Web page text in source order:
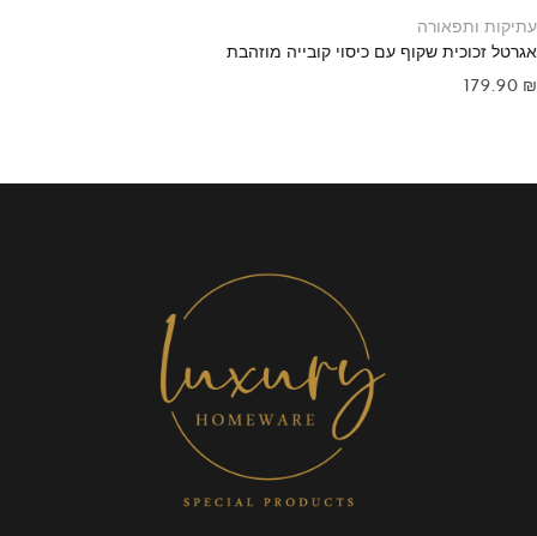
עתיקות ותפאורה
אגרטל זכוכית שקוף עם כיסוי קובייה מוזהבת
179.90 ₪